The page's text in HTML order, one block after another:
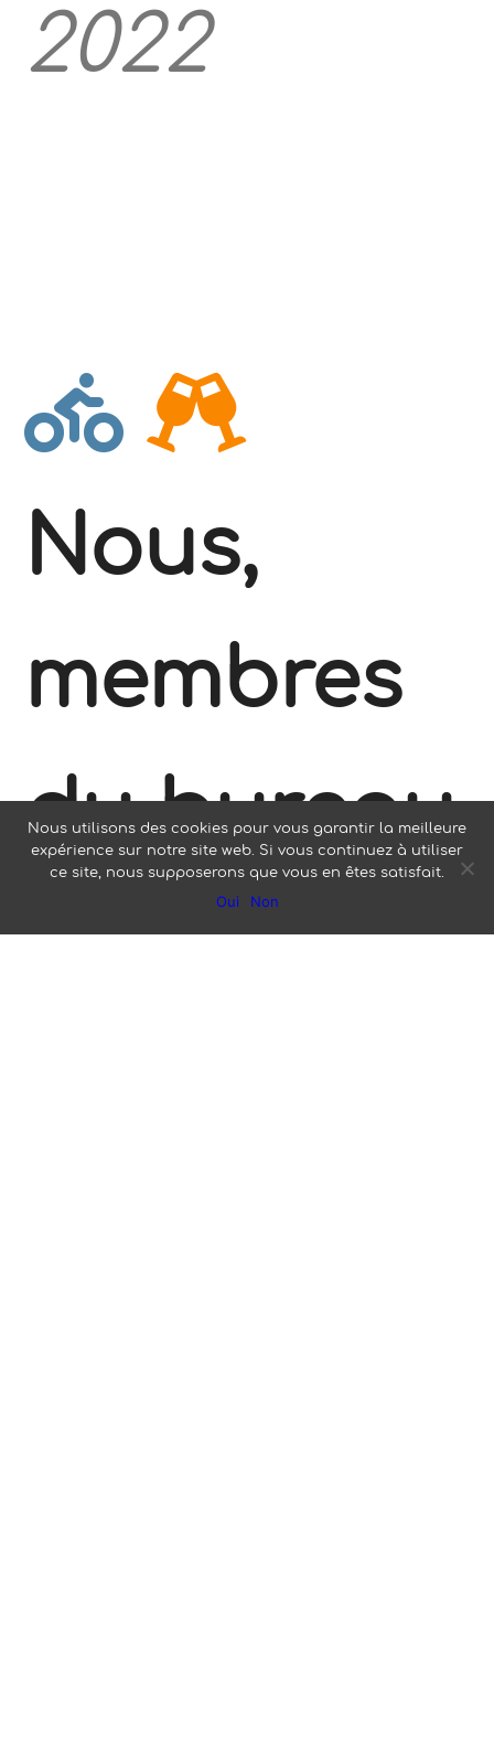
2022
Nous,
membres
du bureau
de la
Nous utilisons des cookies pour vous garantir la meilleure
expérience sur notre site web. Si vous continuez à utiliser
ce site, nous supposerons que vous en êtes satisfait.
Oui Non